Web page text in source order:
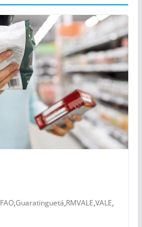
FAO,Guaratinguetá,RMVALE,VALE,